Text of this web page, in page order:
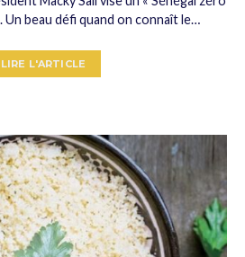
Un beau défi quand on connaît le…
LIRE L'ARTICLE